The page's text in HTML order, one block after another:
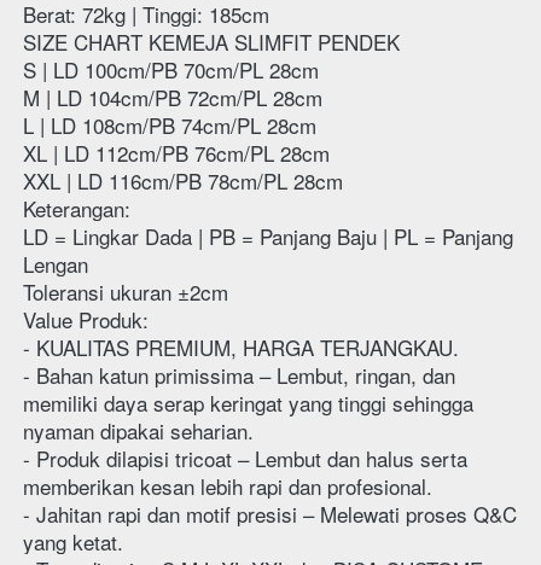
Berat: 72kg | Tinggi: 185cm
SIZE CHART KEMEJA SLIMFIT PENDEK
S | LD 100cm/PB 70cm/PL 28cm
M | LD 104cm/PB 72cm/PL 28cm
L | LD 108cm/PB 74cm/PL 28cm
XL | LD 112cm/PB 76cm/PL 28cm
XXL | LD 116cm/PB 78cm/PL 28cm
Keterangan:
LD = Lingkar Dada | PB = Panjang Baju | PL = Panjang
Lengan
Toleransi ukuran ±2cm
Value Produk:
- KUALITAS PREMIUM, HARGA TERJANGKAU.
- Bahan katun primissima – Lembut, ringan, dan
memiliki daya serap keringat yang tinggi sehingga
nyaman dipakai seharian.
- Produk dilapisi tricoat – Lembut dan halus serta
memberikan kesan lebih rapi dan profesional.
- Jahitan rapi dan motif presisi – Melewati proses Q&C
yang ketat.